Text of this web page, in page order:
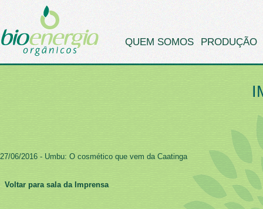
QUEM SOMOS PRODUÇÃO
27/06/2016 - Umbu: O cosmético que vem da Caatinga
Voltar para sala da Imprensa